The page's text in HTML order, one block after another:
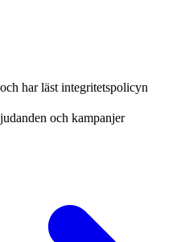
har läst integritetspolicyn
och kampanjer